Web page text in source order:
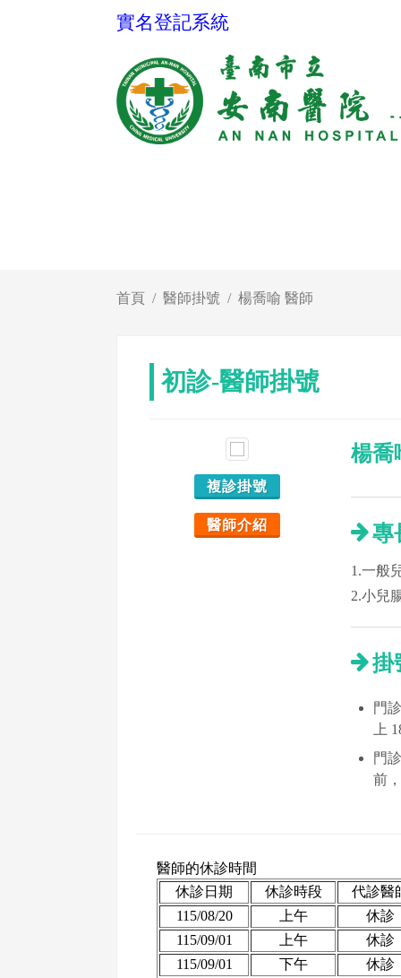
實名登記系統
首頁 醫師掛號 楊喬喻 醫師
初診-醫師掛號
複診掛號
醫師介紹
楊喬
專
1.一般
2.小兒
掛
門
上
門
前